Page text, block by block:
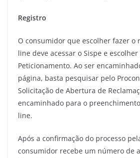
Registro
O consumidor que escolher fazer o
line deve acessar o Sispe e
Peticionamento. Ao ser
página, basta pesquisar pelo
Solicitação de Abertura de
encaminhado para o
line.
Após a confirmação do processo
consumidor recebe um número de